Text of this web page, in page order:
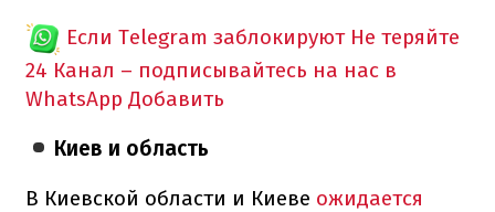
Если Telegram заблокируют Не теряйте
24 Канал – подписывайтесь на нас в
WhatsApp Добавить
Киев и область
В Киевской области и Киеве ожидается